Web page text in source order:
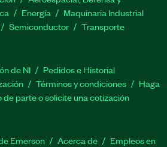
Energía
Maquinaria Industrial
Semiconductor Transporte
de NI
Pedidos e Historial
Términos y condiciones
Haga
parte o solicite una cotización
Emerson Acerca de
Empleos en